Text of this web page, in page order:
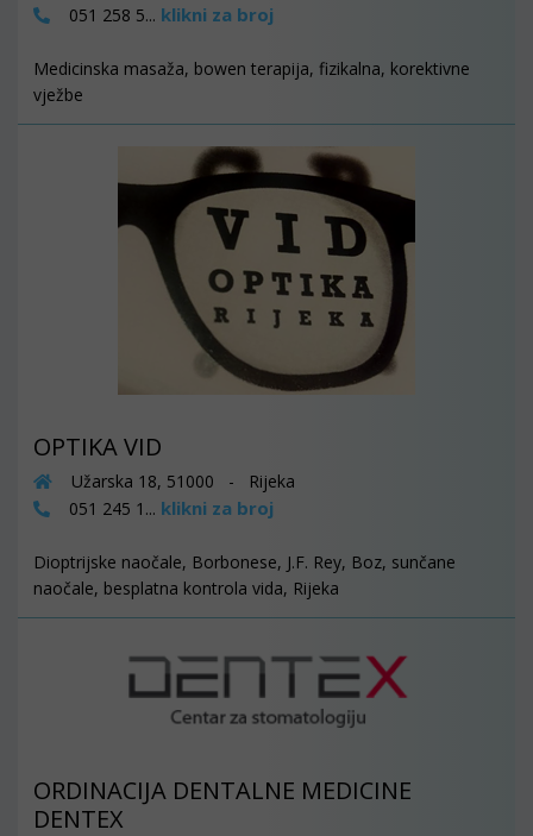
051 258 5... klikni za broj
Medicinska masaža, bowen terapija, fizikalna, korektivne
vježbe
OPTIKA VID
Užarska 18, 51000 - Rijeka
051 245 1... klikni za broj
Dioptrijske naočale, Borbonese, J.F. Rey, Boz, sunčane
naočale, besplatna kontrola vida, Rijeka
ORDINACIJA DENTALNE MEDICINE
DENTEX